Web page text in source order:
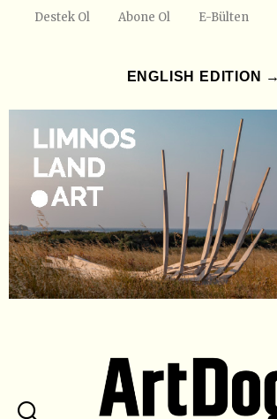
Destek Ol Abone Ol E-Bülten
ENGLISH EDITION →